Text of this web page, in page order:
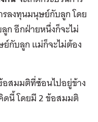
รลงทุนมนุษย์กับลูก โดย
ก อีกฝ่ายหนึ่งก็จะไม่
กับลูก แม่ก็จะไม่ต้อง
สมมติที่ซ้อนไปอยู่ข้าง
ดนี้ โดยมี 2 ข้อสมมติ